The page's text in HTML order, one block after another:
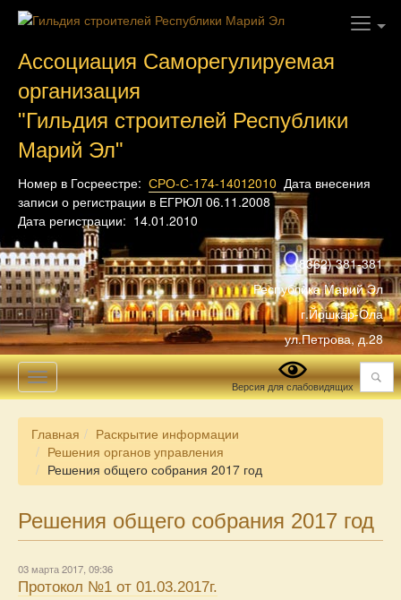
Ассоциация Саморегулируемая
организация
"Гильдия строителей Республики
Марий Эл"
Номер в Госреестре: СРО-С-174-14012010 Дата внесения
записи о регистрации в ЕГРЮЛ 06.11.2008
Дата регистрации: 14.01.2010
(8362) 381-381
Республика Марий Эл
г.Йошкар-Ола
ул.Петрова, д.28
Toggle
navigation
Версия для слабовидящих Поиск
Главная
Раскрытие информации
Решения органов управления
Решения общего собрания 2017 год
Решения общего собрания 2017 год
03 марта 2017, 09:36
Протокол №1 от 01.03.2017г.